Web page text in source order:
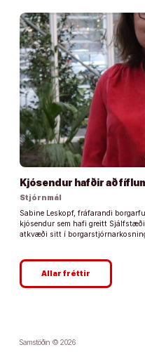
Kjósendur hafðir að
Stjórnmál
Sabine Leskopf, fráfarandi
kjósendur sem hafi greitt
atkvæði sitt í
Allar fréttir
Samstöðin © 2026